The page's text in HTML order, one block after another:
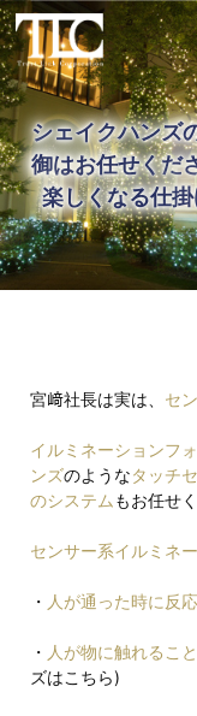
シェイクハンズ
御はお任せくだ
楽しくなる仕
宮﨑社長は実は、 セ
イルミネーションフ
ンズのようなタッチ
のシステム もお任せ
センサー系イルミネ
・ 人が通った時に反
・ 人が物に触れるこ
ズはこちら)